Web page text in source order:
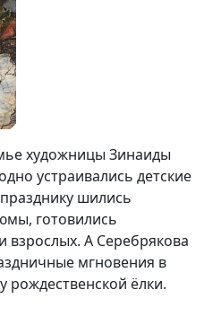
художницы Зинаиды
устраивались детские
шились
готовились
взрослых. А Серебрякова
мгновения в
рождественской ёлки.